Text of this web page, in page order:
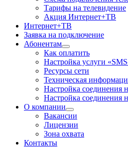
Тарифы на телевидение
Акция Интернет+ТВ
Интернет+ТВ
Заявка на подключение
Абонентам
Как оплатить
Настройка услуги
Ресурсы сети
Техническая
Настройка соединения
Настройка соединения
О компании
Вакансии
Лицензии
Зона охвата
Контакты